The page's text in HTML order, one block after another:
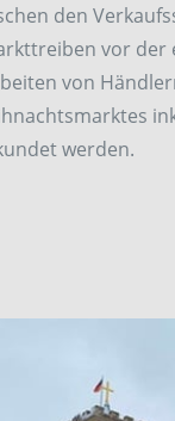
den
vor der
von
werden.